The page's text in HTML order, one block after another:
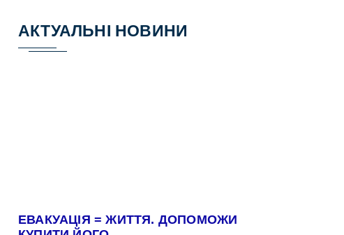
АКТУАЛЬНІ НОВИНИ
ЕВАКУАЦІЯ = ЖИТТЯ. ДОПОМОЖИ